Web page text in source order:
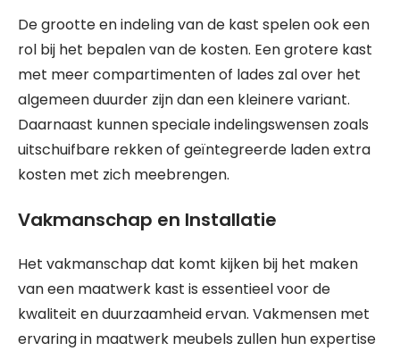
De grootte en indeling van de kast spelen ook een
rol bij het bepalen van de kosten. Een grotere kast
met meer compartimenten of lades zal over het
algemeen duurder zijn dan een kleinere variant.
Daarnaast kunnen speciale indelingswensen zoals
uitschuifbare rekken of geïntegreerde laden extra
kosten met zich meebrengen.
Vakmanschap en Installatie
Het vakmanschap dat komt kijken bij het maken
van een maatwerk kast is essentieel voor de
kwaliteit en duurzaamheid ervan. Vakmensen met
ervaring in maatwerk meubels zullen hun expertise